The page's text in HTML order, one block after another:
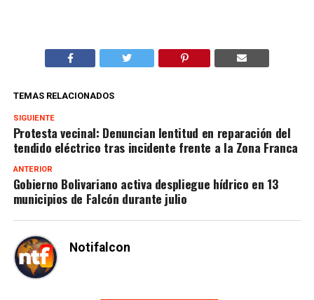
TEMAS RELACIONADOS
SIGUIENTE
Protesta vecinal: Denuncian lentitud en reparación del
tendido eléctrico tras incidente frente a la Zona Franca
ANTERIOR
Gobierno Bolivariano activa despliegue hídrico en 13
municipios de Falcón durante julio
Notifalcon